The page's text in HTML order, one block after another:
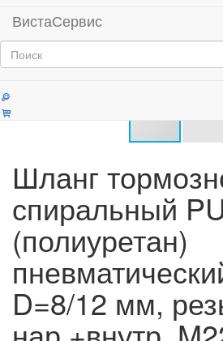
ВистаСервис
Главная
Продукция
Шланги воздушные автомобильные
Шланг
спиральный
(полиуретан)
D=8/12 мм,